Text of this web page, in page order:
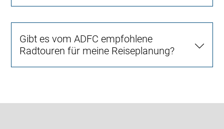
Gibt es vom ADFC empfohlene
Radtouren für meine Reiseplanung?